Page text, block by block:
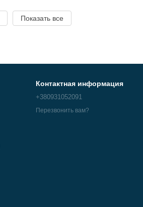
Показать все
Контактная информация
+380931052091
Перезвонить вам?